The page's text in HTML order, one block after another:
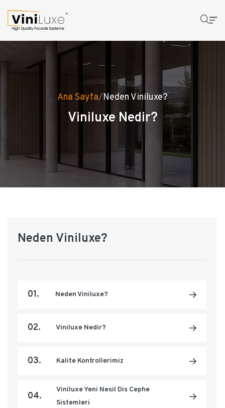
Ana Sayfa/Neden Viniluxe?
Viniluxe Nedir?
Neden Viniluxe?
01. Neden Viniluxe?
02. Viniluxe Nedir?
03. Kalite Kontrollerimiz
04.
Viniluxe Yeni Nesil Dis Cephe
Sistemleri